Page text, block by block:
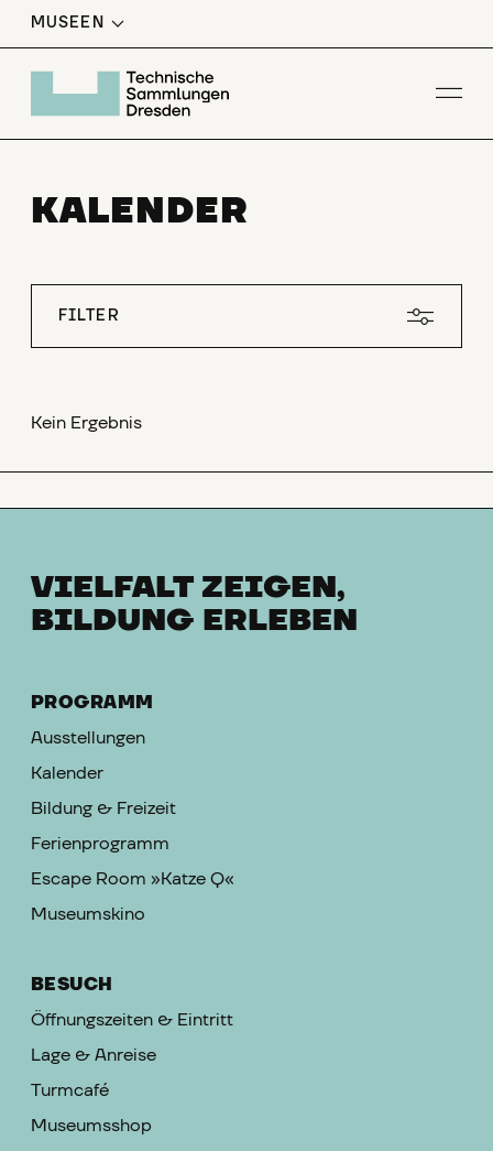
MUSEEN
KALENDER
FILTER
Kein Ergebnis
VIELFALT ZEIGEN,
BILDUNG ERLEBEN
PROGRAMM
Ausstellungen
Kalender
Bildung & Freizeit
Ferienprogramm
Escape Room »Katze Q«
Museumskino
BESUCH
Öffnungszeiten & Eintritt
Lage & Anreise
Turmcafé
Museumsshop